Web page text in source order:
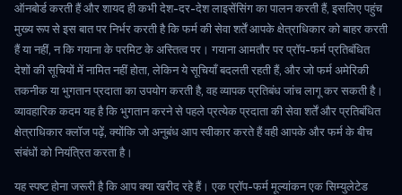
ऑनबोर्ड करती हैं और शायद ही कभी देश-दर-देश लाइसेंसिंग का पालन करती हैं, इसलिए पहुंच
मुख्य रूप से इस बात पर निर्भर करती है कि फर्म की सेवा शर्तें आपके क्षेत्राधिकार को बाहर करती
हैं या नहीं, न कि गयाना के परमिट के अस्तित्व पर। गयाना आमतौर पर प्रॉप-फर्म प्रतिबंधित
देशों की सूचियों में नामित नहीं होता, लेकिन ये सूचियाँ बदलती रहती हैं, और जो फर्म अमेरिकी
तकनीक या भुगतान प्रदाता का उपयोग करती है, वह व्यापक प्रतिबंध जांच लागू कर सकती है।
व्यावहारिक कदम यह है कि भुगतान करने से पहले प्रत्येक प्रदाता की सेवा शर्तें और प्रतिबंधित
क्षेत्राधिकार क्लॉज पढ़ें, क्योंकि जो अनुबंध आप स्वीकार करते हैं वही आपके और फर्म के बीच
संबंधों को नियंत्रित करता है।
यह स्पष्ट होना जरूरी है कि आप क्या खरीद रहे हैं। एक प्रॉप-फर्म मूल्यांकन एक सिम्युलेटेड